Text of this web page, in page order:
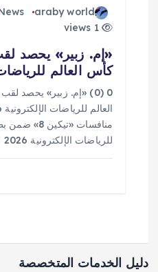
araby world
1 views
كأس العالم للرياضات
منافسات
للرياضات الإلكترونية 2026 عن واحدة من…
دليل الخدمات المتخصصة